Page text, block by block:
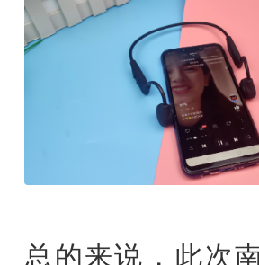
总的来说，此次